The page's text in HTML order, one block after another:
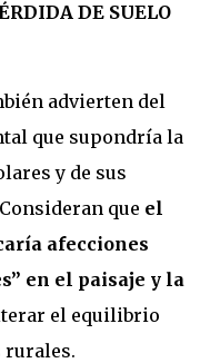
DE SUELO
advierten del
que supondría la
y de sus
que el
afecciones
en el paisaje y la
el equilibrio